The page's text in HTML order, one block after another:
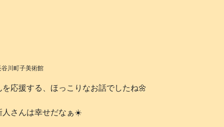
川町子美術館
応援する、ほっこりなお話でしたね🌼
人さんは幸せだなぁ☀️